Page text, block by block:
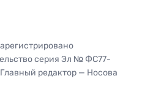
серия Эл № ФС77-
редактор — Носова